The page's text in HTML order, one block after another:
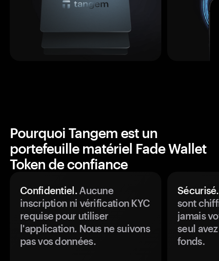
Pourquoi Tangem est un
portefeuille matériel Fade Wallet
Token de confiance
Confidentiel.Aucune
inscription ni vérification KYC
requise pour utiliser
l'application. Nous ne suivons
pas vos données.
Sécurisé.
sont
jamais
seul
fonds.